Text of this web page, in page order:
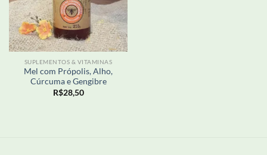
SUPLEMENTOS & VITAMINAS
Mel com Própolis, Alho,
Cúrcuma e Gengibre
R$28,50